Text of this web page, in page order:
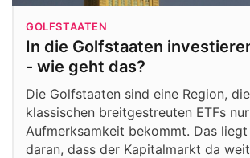
GOLFSTAATEN
In die Golfstaaten
- wie geht das?
Die Golfstaaten sind eine Region,
klassischen breitgestreuten ETFs
Aufmerksamkeit bekommt. Das
daran, dass der Kapitalmarkt da